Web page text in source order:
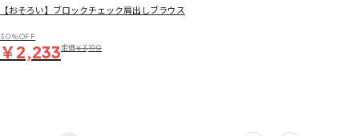
【おそろい】ブロックチェック肩出しブラウス
30％OFF
￥2,233定価￥3,190